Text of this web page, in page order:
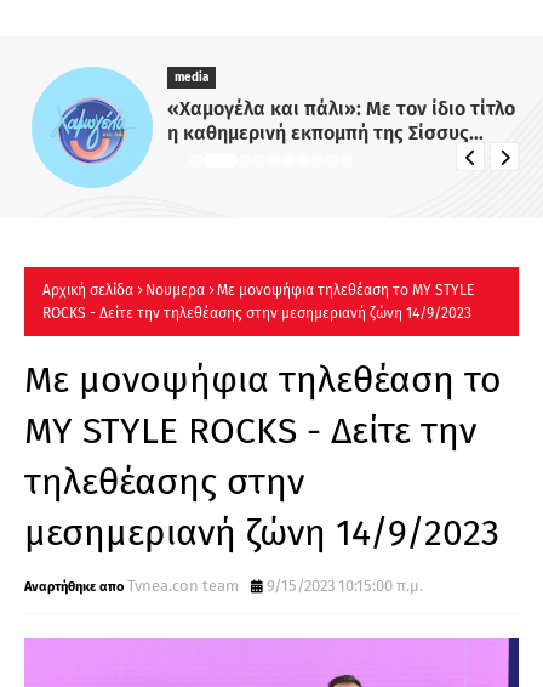
media
«Χαμογέλα και πάλι»: Με τον ίδιο τίτλο
η καθημερινή εκπομπή της Σίσσυς
Αρχική σελίδα Νουμερα
Με μονοψήφια τηλεθέαση το MY STYLE
ROCKS - Δείτε την τηλεθέασης στην μεσημεριανή ζώνη 14/9/2023
Με μονοψήφια τηλεθέαση το
MY STYLE ROCKS - Δείτε την
τηλεθέασης στην
μεσημεριανή ζώνη 14/9/2023
Tvnea.con team 9/15/2023 10:15:00 π.μ.